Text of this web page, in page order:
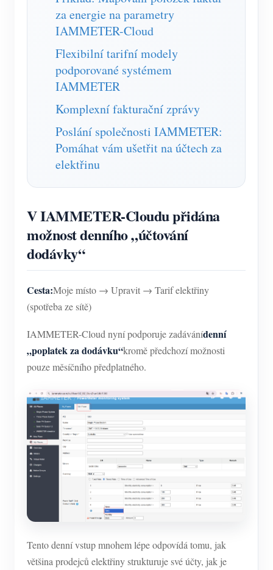
Simulátor IAMMETER
Virtuální měřič
Systém energetického předpovídání a simulace
Aplikace
Monitor spotřeby elektřiny
Řídicí systém PV ohřívače
Automatizace domácnosti
Ukládat
Zdroje
Rychlý start produktu
FAQ
Blogy
Společenství
O nás
za energie na parametry
IAMMETER-Cloud
Flexibilní tarifní modely
podporované systémem
IAMMETER
Komplexní fakturační zprávy
Poslání společnosti IAMMETER:
Pomáhat vám ušetřit na účtech za
elektřinu
V IAMMETER-Cloudu přidána
možnost denního „účtování
dodávky“
Cesta:Moje místo → Upravit → Tarif elektřiny
(spotřeba ze sítě)
IAMMETER-Cloud nyní podporuje zadávánídenní
„poplatek za dodávku“kromě předchozí možnosti
pouze měsíčního předplatného.
Tento denní vstup mnohem lépe odpovídá tomu, jak
většina prodejců elektřiny strukturuje své účty, jak je